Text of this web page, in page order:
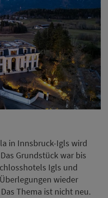
in Innsbruck-Igls wird
Grundstück war bis
Igls und
wieder
Thema ist nicht neu.